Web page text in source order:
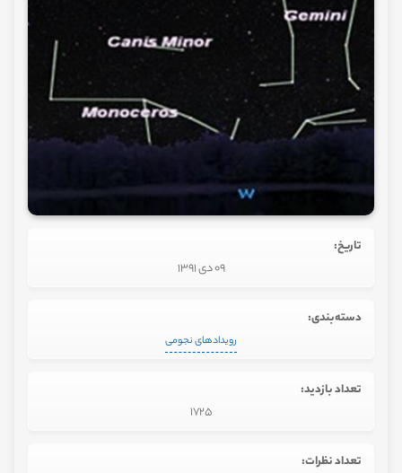
تاریخ:
09 دی 1391
دسته‌بندی:
رویدادهای نجومی
تعداد بازدید:
1725
تعداد نظرات: